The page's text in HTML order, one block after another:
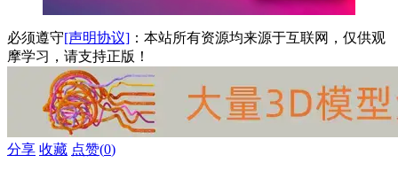
必须遵守[声明协议] ：本站所有资源均来源于互联网，仅供观
摩学习，请支持正版！
分享 收藏 点赞(0)